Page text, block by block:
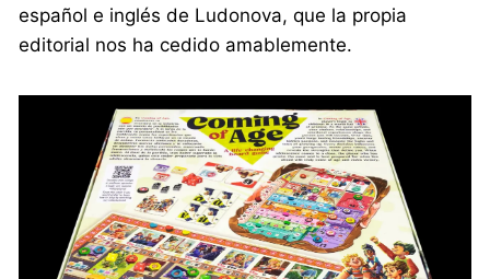
español e inglés de Ludonova, que la propia
editorial nos ha cedido amablemente.